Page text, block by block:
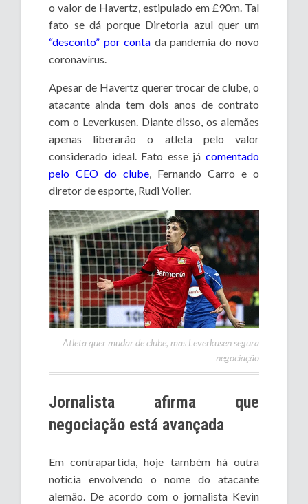
o valor de Havertz, estipulado em £90m. Tal
fato se dá porque Diretoria azul quer um
“desconto” por conta da pandemia do novo
coronavírus.
Apesar de Havertz querer trocar de clube, o
atacante ainda tem dois anos de contrato
com o Leverkusen. Diante disso, os alemães
apenas liberarão o atleta pelo valor
considerado ideal. Fato esse já comentado
pelo CEO do clube, Fernando Carro e o
diretor de esporte, Rudi Voller.
Atleta quer mudar de clube, mas Leverkusen segura
negociação
Jornalista afirma que
negociação está avançada
Em contrapartida, hoje também há outra
notícia envolvendo o nome do atacante
alemão. De acordo com o jornalista Kevin